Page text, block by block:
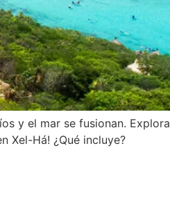
y el mar se fusionan. Explora
Xel-Há! ¿Qué incluye?